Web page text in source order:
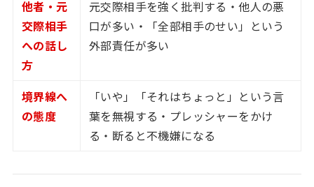
他者・元
交際相手
への話し
方
元交際相手を強く批判する・他人の悪
口が多い・「全部相手のせい」という
外部責任が多い
境界線へ
の態度
「いや」「それはちょっと」という言
葉を無視する・プレッシャーをかけ
る・断ると不機嫌になる